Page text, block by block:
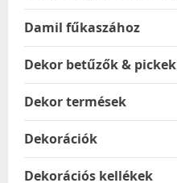
Damil fűkaszához
Dekor betűzők & pickek
Dekor termések
Dekorációk
Dekorációs kellékek